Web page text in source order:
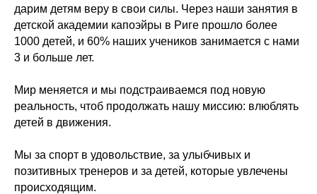
дарим детям веру в свои силы. Через наши занятия в
детской академии капоэйры в Риге прошло более
1000 детей, и 60% наших учеников занимается с нами
3 и больше лет.
Мир меняется и мы подстраиваемся под новую
реальность, чтоб продолжать нашу миссию: влюблять
детей в движения.
Мы за спорт в удовольствие, за улыбчивых и
позитивных тренеров и за детей, которые увлечены
происходящим.